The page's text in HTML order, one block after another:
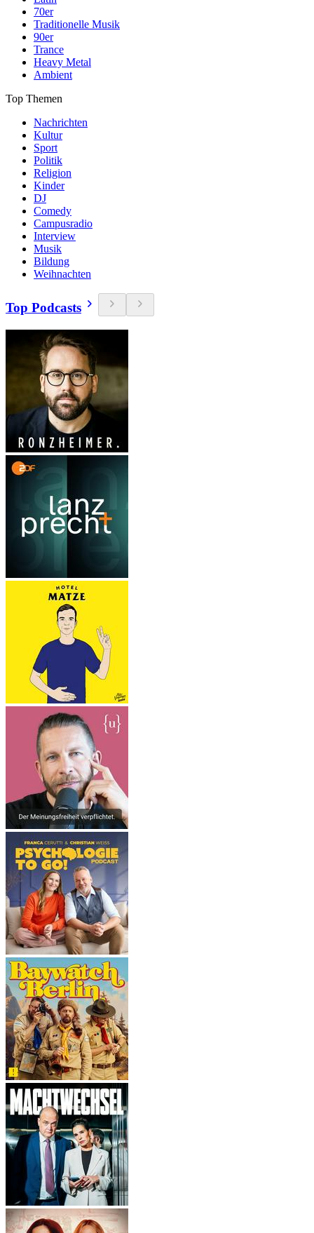
70er
Traditionelle Musik
90er
Trance
Heavy Metal
Ambient
Top Themen
Nachrichten
Kultur
Sport
Politik
Religion
Kinder
DJ
Comedy
Campusradio
Interview
Musik
Bildung
Weihnachten
Top Podcasts